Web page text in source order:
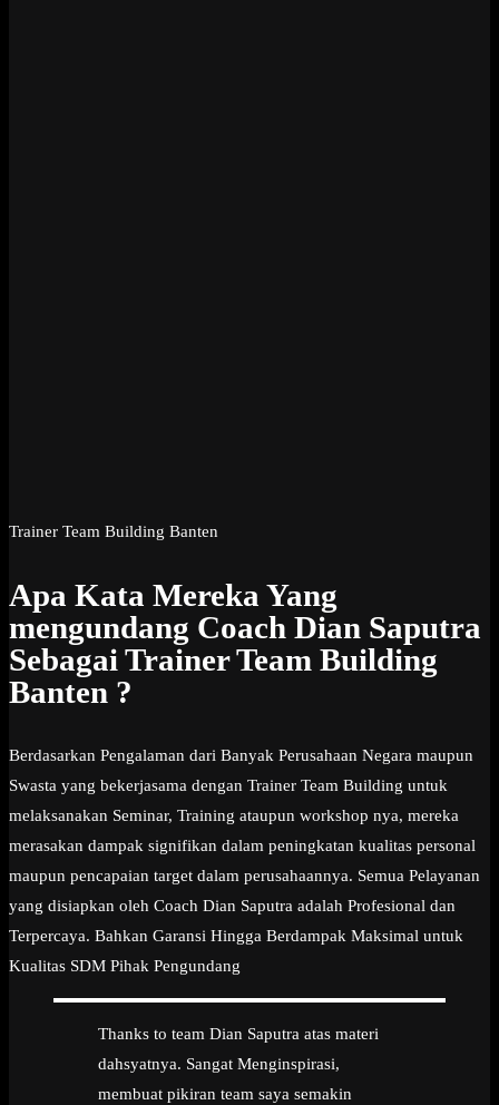
Trainer Team Building Banten
Apa Kata Mereka Yang
mengundang Coach Dian Saputra
Sebagai Trainer Team Building
Banten ?
Berdasarkan Pengalaman dari Banyak Perusahaan Negara maupun
Swasta yang bekerjasama dengan Trainer Team Building untuk
melaksanakan Seminar, Training ataupun workshop nya, mereka
merasakan dampak signifikan dalam peningkatan kualitas personal
maupun pencapaian target dalam perusahaannya. Semua Pelayanan
yang disiapkan oleh Coach Dian Saputra adalah Profesional dan
Terpercaya. Bahkan Garansi Hingga Berdampak Maksimal untuk
Kualitas SDM Pihak Pengundang
Thanks to team Dian Saputra atas materi
dahsyatnya. Sangat Menginspirasi,
membuat pikiran team saya semakin